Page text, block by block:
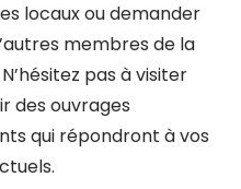
locaux ou demander
membres de la
pas à visiter
des ouvrages
qui répondront à vos